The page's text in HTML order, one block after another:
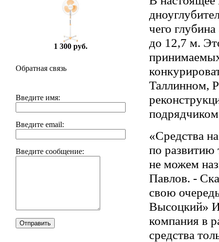
1 300 руб.
Обратная связь
Введите имя:
Введите email:
Введите сообщение:
Отправить
чего
до 12,7 м.
Таллинном,
«Средства
по развитию
не можем
Павлов. -
свою
Высоцкий»
компания в
средства